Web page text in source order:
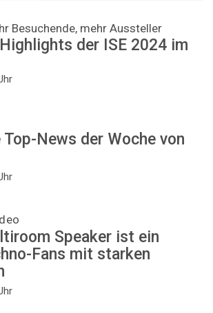
Besuchende, mehr Aussteller
der ISE 2024 im
Top-News der Woche von
Speaker ist ein
Fans mit starken